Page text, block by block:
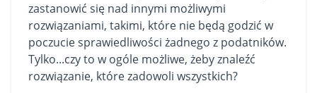
zastanowić się nad innymi możliwymi
rozwiązaniami, takimi, które nie będą godzić w
poczucie sprawiedliwości żadnego z podatników.
Tylko...czy to w ogóle możliwe, żeby znaleźć
rozwiązanie, które zadowoli wszystkich?